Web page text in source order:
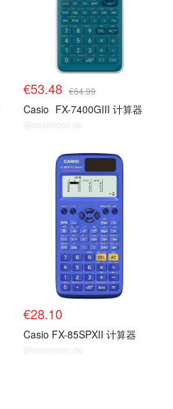
€53.48 €64.99
Casio FX-7400GIII 计算器
@dealmoon.de
€28.10
Casio FX-85SPXII 计算器
@dealmoon.de